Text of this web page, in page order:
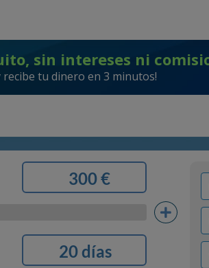
sin intereses ni
tu dinero en 3 minutos!